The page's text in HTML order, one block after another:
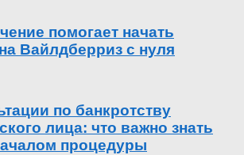
помогает начать
Вайлдберриз с нуля
по банкротству
лица: что важно знать
процедуры